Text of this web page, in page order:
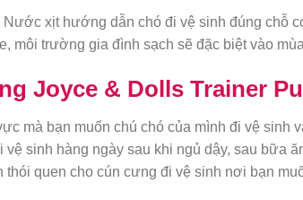
xịt hướng dẫn chó đi vệ sinh đúng chỗ
môi trường gia đình sạch sẽ đặc biệt vào
Joyce & Dolls Trainer
mà bạn muốn chú chó của mình đi vệ sinh
sinh hàng ngày sau khi ngủ dậy, sau bữa
thói quen cho cún cưng đi vệ sinh nơi bạn